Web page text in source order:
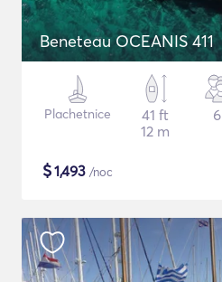
Beneteau OCEANIS 411
Plachetnice
41 ft
12 m
6
$1,493 /noc